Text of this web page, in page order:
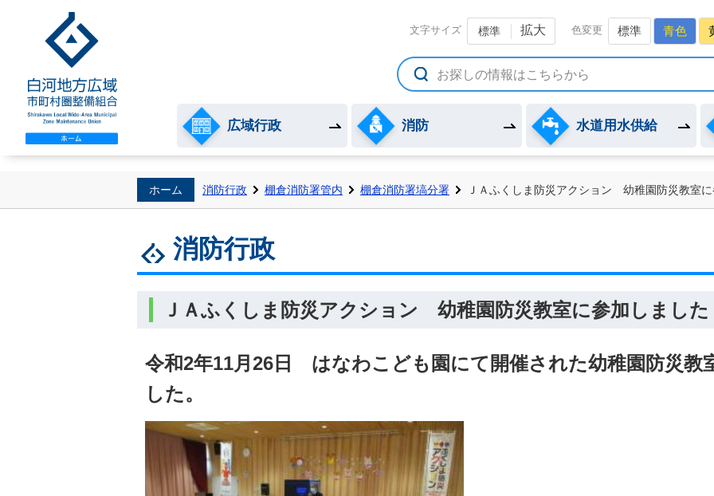
白河地方広域市町村圏整備組合公式ホームページ
文字サイズ 標準 拡大 色変更 標準 青色
広域行政 消防 水道用水供給
ホーム 消防行政 棚倉消防署管内 棚倉消防署塙分署 ＪＡふくしま防災アクション 幼稚園防災教室
消防行政
ＪＡふくしま防災アクション 幼稚園防災教室に参加しました
令和2年11月26日 はなわこども園にて開催された幼稚園防災教
した。